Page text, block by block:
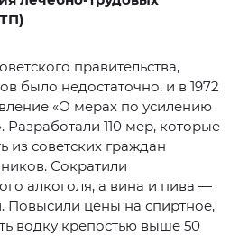
правительства,
было недостаточно, и в 1972
«О мерах по усилению
Разработали 110 мер, которые
из советских граждан
Сократили
алкоголя, а вина и пива —
Повысили цены на спиртное,
водку крепостью выше 50